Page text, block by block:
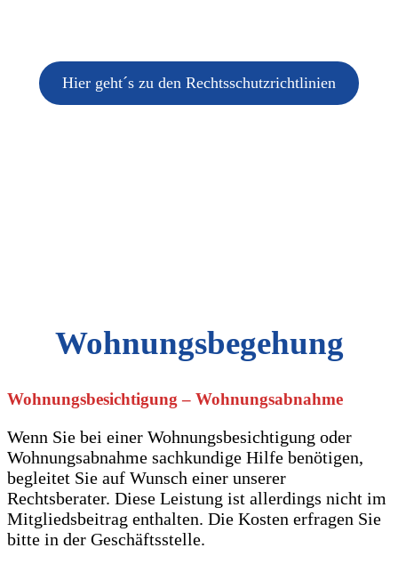
Hier geht´s zu den Rechtsschutzrichtlinien
Wohnungsbegehung
Wohnungsbesichtigung – Wohnungsabnahme
Wenn Sie bei einer Wohnungsbesichtigung oder
Wohnungsabnahme sachkundige Hilfe benötigen,
begleitet Sie auf Wunsch einer unserer
Rechtsberater. Diese Leistung ist allerdings nicht im
Mitgliedsbeitrag enthalten. Die Kosten erfragen Sie
bitte in der Geschäftsstelle.